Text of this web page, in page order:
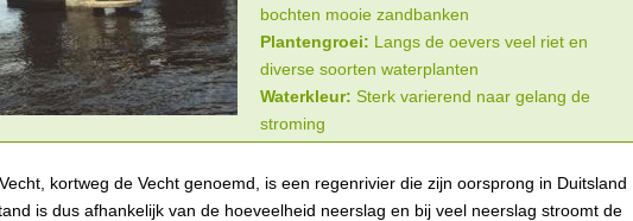
bochten mooie zandbanken
Plantengroei: Langs de oevers veel riet en
diverse soorten waterplanten
Waterkleur: Sterk varierend naar gelang de
stroming
kortweg de Vecht genoemd, is een regenrivier die zijn oorsprong in Duitsland
is dus afhankelijk van de hoeveelheid neerslag en bij veel neerslag stroomt de